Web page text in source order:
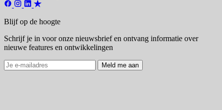
Blijf op de hoogte
Schrijf je in voor onze nieuwsbrief en ontvang informatie over
nieuwe features en ontwikkelingen
Meld me aan